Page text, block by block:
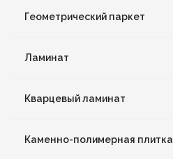
Геометрический паркет
Ламинат
Кварцевый ламинат
Каменно-полимерная плитка